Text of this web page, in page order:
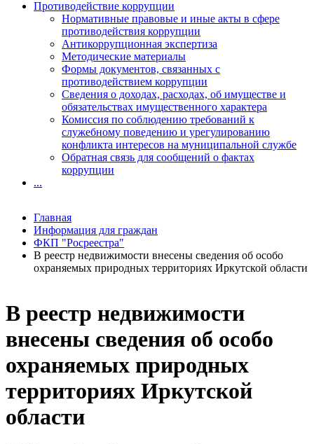
В реестр недвижимости
внесены сведения об особо
охраняемых природных
территориях Иркутской
области
Противодействие коррупции
Нормативные правовые и иные акты в сфере
противодействия коррупции
Антикоррупционная экспертиза
Методические материалы
Формы документов, связанных с
противодействием коррупции
Сведения о доходах, расходах, об имуществе и
обязательствах имущественного характера
Комиссия по соблюдению требований к
служебному поведению и урегулированию
конфликта интересов на муниципальной службе
Обратная связь для сообщений о фактах
коррупции
...
Главная
Информация для граждан
ФКП "Росреестра"
В реестр недвижимости внесены сведения об особо
охраняемых природных территориях Иркутской области